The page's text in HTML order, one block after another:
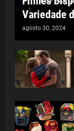
Variedade
agosto 30, 2024